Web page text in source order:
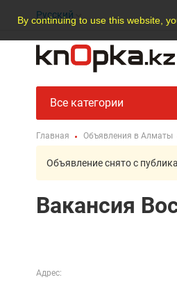
By continuing to use this website,
Русский
Все категории
Главная Объявления в Алматы
Объявление снято с
Вакансия
Адрес: